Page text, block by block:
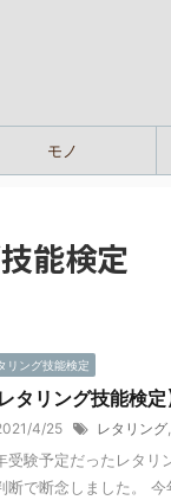
モノ
能検定
リング技能検定
レタリング技能検
4/25 レタリング,
受験予定だったレタリ
断で断念しました。